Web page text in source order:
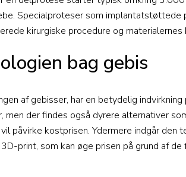
Specialproteser som
kirurgiske procedure og materialernes
bag gebis
af gebisser, har en betydelig
der findes også dyrere alternativer
påvirke kostprisen. Ydermere indgår den
print, som kan øge prisen på grund af